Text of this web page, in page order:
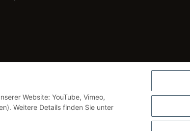
Website: YouTube, Vimeo,
Weitere Details finden Sie unter